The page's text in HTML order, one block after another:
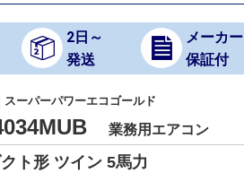
2日～
発送
メーカー
保証付
スーパーパワーエコゴールド
業務用エアコン
ト形 ツイン 5馬力